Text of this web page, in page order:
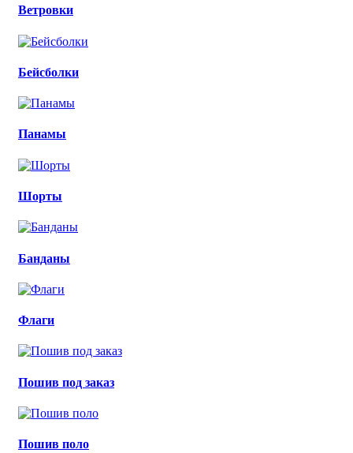
Ветровки
Бейсболки
Панамы
Шорты
Банданы
Флаги
Пошив под заказ
Пошив поло